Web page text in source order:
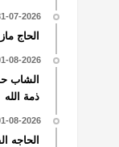
07-2026 02:28 PM
الحاج
08-2026 10:53 AM
الشاب
ذمة الله
08-2026 08:02 AM
الحاجه